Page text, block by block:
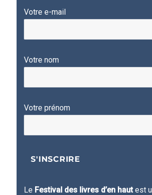
Votre e-mail
Votre nom
Votre prénom
Le Festival des livres d’en hautest